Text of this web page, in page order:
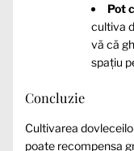
Pot
cultiva
vă că
spațiu
Concluzie
Cultivarea
poate recompensa